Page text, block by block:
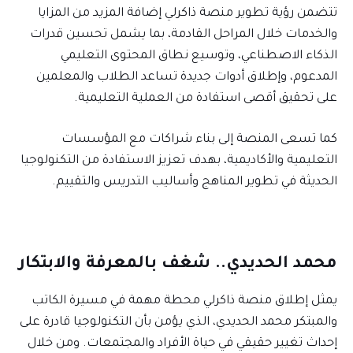
تتضمن رؤية تطوير منصة ذاكرلي إضافة المزيد من المزايا
والخدمات خلال المراحل القادمة، بما يشمل تحسين قدرات
الذكاء الاصطناعي، وتوسيع نطاق المحتوى التعليمي
المدعوم، وإطلاق أدوات جديدة تساعد الطلاب والمعلمين
على تحقيق أقصى استفادة من العملية التعليمية.
كما تسعى المنصة إلى بناء شراكات مع المؤسسات
التعليمية والأكاديمية، بهدف تعزيز الاستفادة من التكنولوجيا
الحديثة في تطوير المناهج وأساليب التدريس والتقييم.
محمد الحديدي.. شغف بالمعرفة والابتكار
يمثل إطلاق منصة ذاكرلي محطة مهمة في مسيرة الكاتب
والمبتكر محمد الحديدي، الذي يؤمن بأن التكنولوجيا قادرة على
إحداث تغيير حقيقي في حياة الأفراد والمجتمعات. ومن خلال